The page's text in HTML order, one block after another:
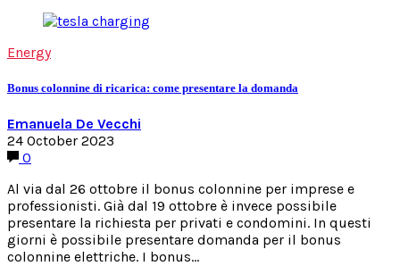
Energy
Bonus colonnine di ricarica: come presentare la domanda
Emanuela De Vecchi
24 October 2023
0
Al via dal 26 ottobre il bonus colonnine per imprese e
professionisti. Già dal 19 ottobre è invece possibile
presentare la richiesta per privati e condomini. In questi
giorni è possibile presentare domanda per il bonus
colonnine elettriche. I bonus…